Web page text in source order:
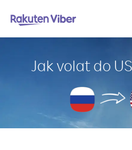
Jak volat do